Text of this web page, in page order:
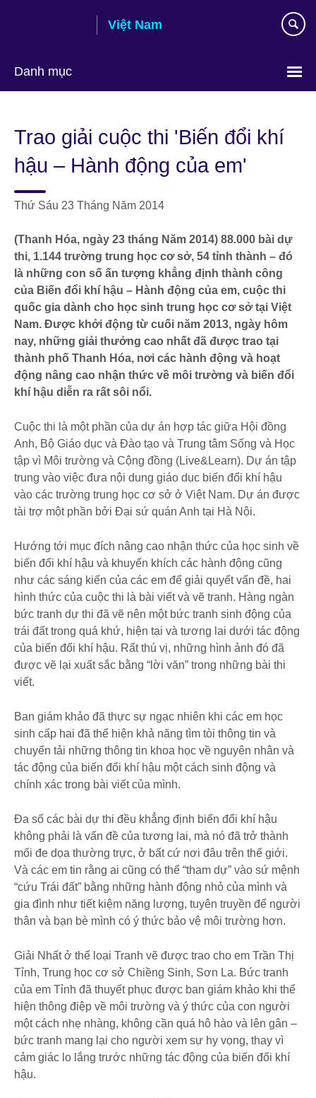
Việt Nam
Danh mục
language
Trao giải cuộc thi 'Biến đổi khí
hậu – Hành động của em'
Thứ Sáu 23 Tháng Năm 2014
(Thanh Hóa, ngày 23 tháng Năm 2014) 88.000 bài dự
thi, 1.144 trường trung học cơ sở, 54 tỉnh thành – đó
là những con số ấn tượng khẳng định thành công
của Biến đổi khí hậu – Hành động của em, cuộc thi
quốc gia dành cho học sinh trung học cơ sở tại Việt
Nam. Được khởi động từ cuối năm 2013, ngày hôm
nay, những giải thưởng cao nhất đã được trao tại
thành phố Thanh Hóa, nơi các hành động và hoạt
động nâng cao nhận thức về môi trường và biến đổi
khí hậu diễn ra rất sôi nổi.
Cuộc thi là một phần của dự án hợp tác giữa Hội đồng
Anh, Bộ Giáo dục và Đào tạo và Trung tâm Sống và Học
tập vì Môi trường và Cộng đồng (Live&Learn). Dự án tập
trung vào việc đưa nội dung giáo dục biến đổi khí hậu
vào các trường trung học cơ sở ở Việt Nam. Dự án được
tài trợ một phần bởi Đại sứ quán Anh tại Hà Nội.
Hướng tới mục đích nâng cao nhận thức của học sinh về
biến đổi khí hậu và khuyến khích các hành động cũng
như các sáng kiến của các em để giải quyết vấn đề, hai
hình thức của cuộc thi là bài viết và vẽ tranh. Hàng ngàn
bức tranh dự thi đã vẽ nên một bức tranh sinh động của
trái đất trong quá khứ, hiện tại và tương lai dưới tác động
của biến đổi khí hậu. Rất thú vị, những hình ảnh đó đã
được vẽ lại xuất sắc bằng “lời văn” trong những bài thi
viết.
Ban giám khảo đã thực sự ngạc nhiên khi các em học
sinh cấp hai đã thể hiện khả năng tìm tòi thông tin và
chuyển tải những thông tin khoa học về nguyên nhân và
tác động của biến đổi khí hậu một cách sinh động và
chính xác trong bài viết của mình.
Đa số các bài dự thi đều khẳng định biến đổi khí hậu
không phải là vấn đề của tương lai, mà nó đã trở thành
mối đe dọa thường trực, ở bất cứ nơi đâu trên thế giới.
Và các em tin rằng ai cũng có thể “tham dự” vào sứ mệnh
“cứu Trái đất” bằng những hành động nhỏ của mình và
gia đình như tiết kiệm năng lượng, tuyên truyền để người
thân và bạn bè mình có ý thức bảo vệ môi trường hơn.
Giải Nhất ở thể loại Tranh vẽ được trao cho em Trần Thị
Tỉnh, Trung học cơ sở Chiềng Sinh, Sơn La. Bức tranh
của em Tỉnh đã thuyết phục được ban giám khảo khi thể
hiện thông điệp về môi trường và ý thức của con người
một cách nhẹ nhàng, không cần quá hô hào và lên gân –
bức tranh mang lại cho người xem sự hy vọng, thay vì
cảm giác lo lắng trước những tác động của biến đổi khí
hậu.